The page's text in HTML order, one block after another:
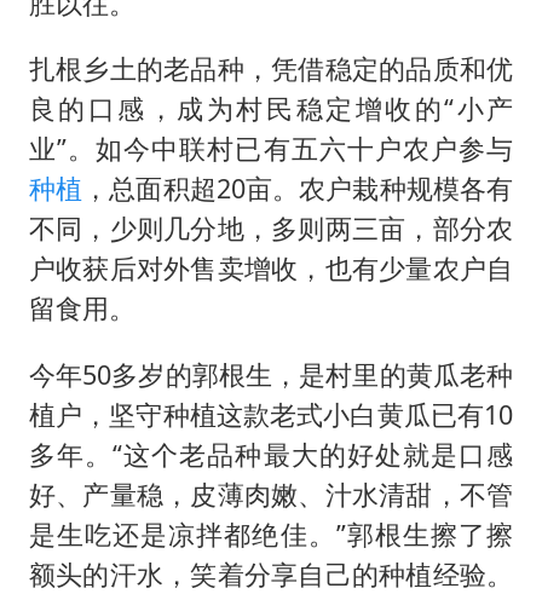
扎根乡土的老品种，凭借稳定的品质和优
良的口感，成为村民稳定增收的“小产
业”。如今中联村已有五六十户农户参与
种植 ，总面积超20亩。农户栽种规模各有
不同，少则几分地，多则两三亩，部分农
户收获后对外售卖增收，也有少量农户自
留食用。
今年50多岁的郭根生，是村里的黄瓜老种
植户，坚守种植这款老式小白黄瓜已有10
多年。“这个老品种最大的好处就是口感
好、产量稳，皮薄肉嫩、汁水清甜，不管
是生吃还是凉拌都绝佳。”郭根生擦了擦
额头的汗水，笑着分享自己的种植经验。